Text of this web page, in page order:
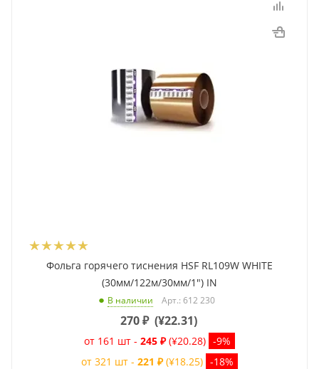
Фольга горячего тиснения HSF RL109W WHITE
(30мм/122м/30мм/1") IN
В наличии Арт.: 612 230
270₽ (¥22.31)
от 161 шт - 245 ₽ (¥20.28) -9%
от 321 шт - 221 ₽ (¥18.25) -18%